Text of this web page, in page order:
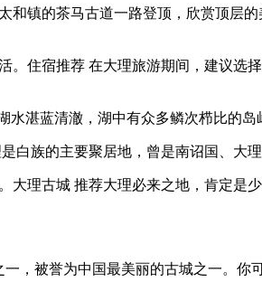
镇的茶马古道一路登顶，欣赏顶层
住宿推荐 在大理旅游期间，建议选
湛蓝清澈，湖中有众多鳞次栉比的岛
族的主要聚居地，曾是南诏国、大
理古城 推荐大理必来之地，肯定是少
被誉为中国最美丽的古城之一。你